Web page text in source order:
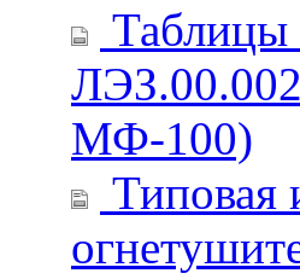
Таблицы
МФ-100)
Типовая